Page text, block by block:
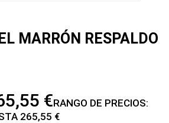
MARRÓN RESPALDO
€RANGO DE PRECIOS:
265,55 €